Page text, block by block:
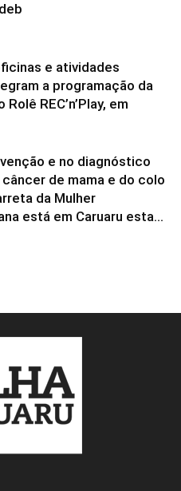
e atividades
a programação da
REC’n’Play, em
e no diagnóstico
de mama e do colo
da Mulher
está em Caruaru esta...